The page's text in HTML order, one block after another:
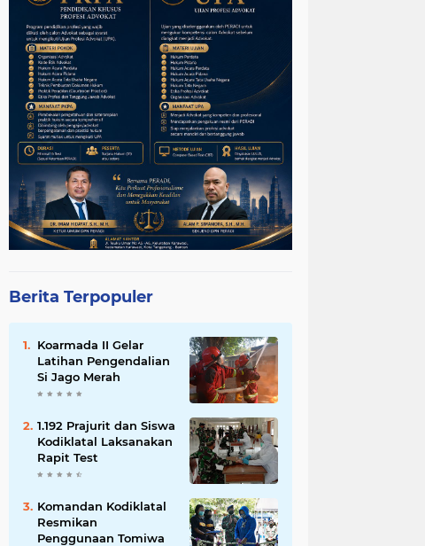
Berita Terpopuler
Koarmada II Gelar
Latihan Pengendalian
Si Jago Merah
1.192 Prajurit dan Siswa
Kodiklatal Laksanakan
Rapit Test
Komandan Kodiklatal
Resmikan
Penggunaan Tomiwa